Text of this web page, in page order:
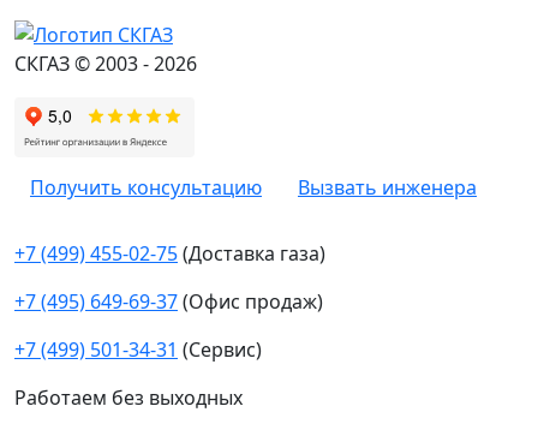
СКГАЗ © 2003 - 2026
Получить консультацию Вызвать инженера
+7 (499) 455-02-75(Доставка газа)
+7 (495) 649-69-37(Офис продаж)
+7 (499) 501-34-31 (Сервис)
Работаем без выходных